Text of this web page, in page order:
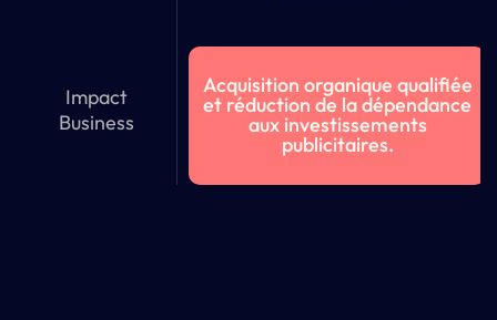
Impact
Business
Acquisition organique qualifiée
et réduction de la dépendance
aux investissements
publicitaires.